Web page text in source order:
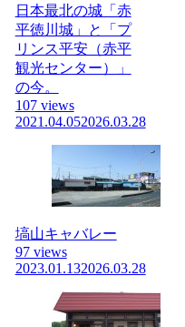
日本最北の城「赤
平徳川城」と「プ
リンス平安（赤平
観光センター）」
の今。
107 views
2021.04.052026.03.28
塙山キャバレー
97 views
2023.01.132026.03.28